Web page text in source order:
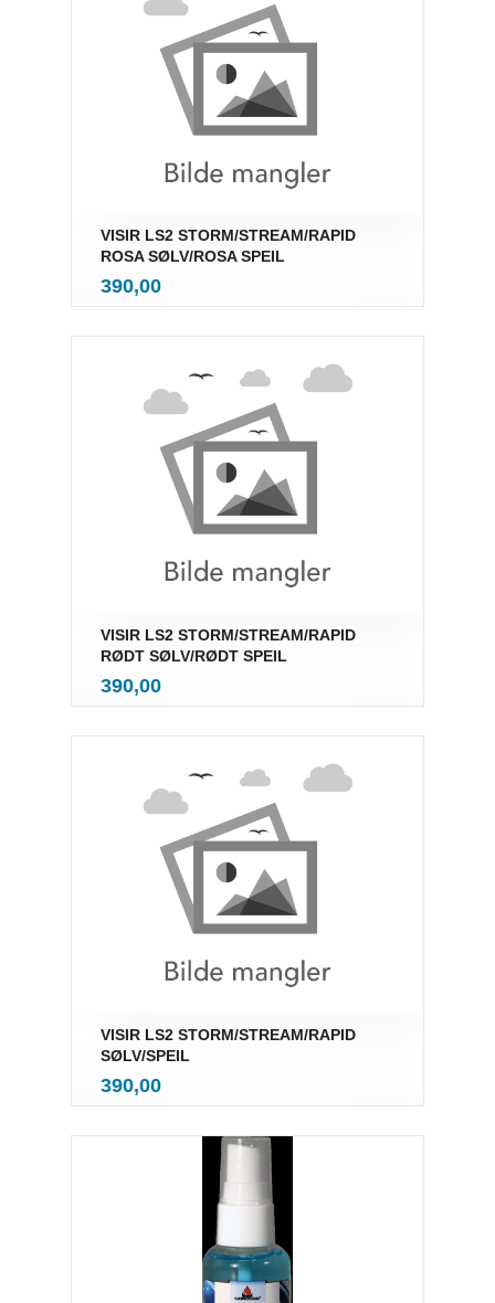
VISIR LS2 STORM/STREAM/RAPID
ROSA SØLV/ROSA SPEIL
Pris
390,00mva.
VISIR LS2 STORM/STREAM/RAPID
RØDT SØLV/RØDT SPEIL
Pris
390,00mva.
VISIR LS2 STORM/STREAM/RAPID
SØLV/SPEIL
Pris
390,00mva.